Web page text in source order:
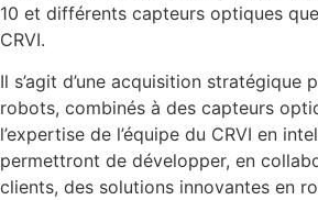
10 et différents capteurs optiques
CRVI.
Il s’agit d’une acquisition stratégique
robots, combinés à des capteurs
l’expertise de l’équipe du CRVI en
permettront de développer, en
clients, des solutions innovantes en